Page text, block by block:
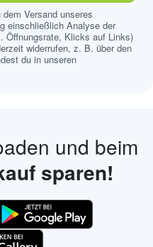
Versand unseres
einschließlich Analyse der
Öffnungsrate, Klicks auf Links)
widerrufen, z. B. über den
du in unseren
und beim
sparen!